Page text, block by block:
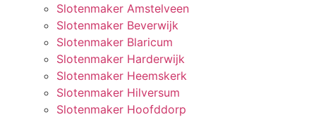
Slotenmaker Amstelveen
Slotenmaker Beverwijk
Slotenmaker Blaricum
Slotenmaker Harderwijk
Slotenmaker Heemskerk
Slotenmaker Hilversum
Slotenmaker Hoofddorp